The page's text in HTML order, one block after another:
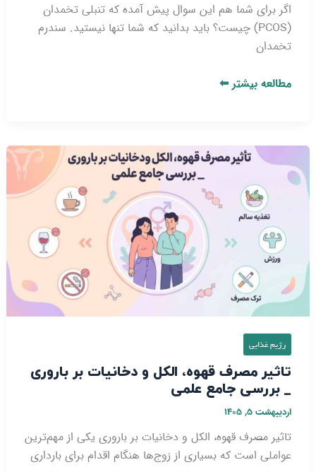
اگر برای شما هم این سوال پیش آمده که تنبلی تخمدان
(PCOS) چیست؟ باید بدانید که شما تنها نیستید. سندرم
تخمدان
مطالعه بیشتر ⬅
رژیم غذایی
تاثیر مصرف قهوه، الکل و دخانیات بر باروری
_ بررسی جامع علمی
اردیبهشت ۵, ۱۴۰۵
تاثیر مصرف قهوه، الکل و دخانیات بر باروری یکی از مهم‌ترین
عواملی است که بسیاری از زوج‌ها هنگام اقدام برای بارداری
مصرف
دخانیات
باروری
_
بررسی
جامع
علمی